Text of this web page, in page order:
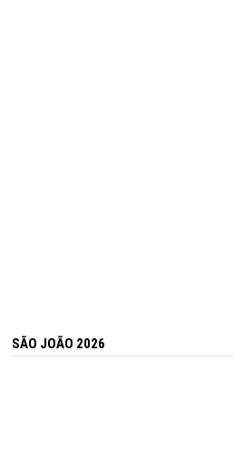
SÃO JOÃO 2026